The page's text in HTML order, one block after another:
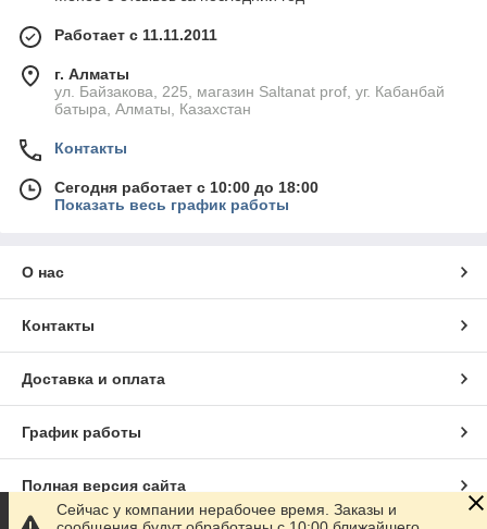
Работает с 11.11.2011
г. Алматы
ул. Байзакова, 225, магазин Saltanat prof, уг. Кабанбай
батыра, Алматы, Казахстан
Контакты
Сегодня работает с 10:00 до 18:00
Показать весь график работы
О нас
Контакты
Доставка и оплата
График работы
Полная версия сайта
Сейчас у компании нерабочее время. Заказы и